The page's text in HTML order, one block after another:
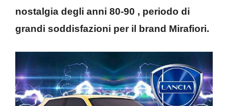
nostalgia degli anni 80-90 , periodo di
grandi soddisfazioni per il brand Mirafiori.